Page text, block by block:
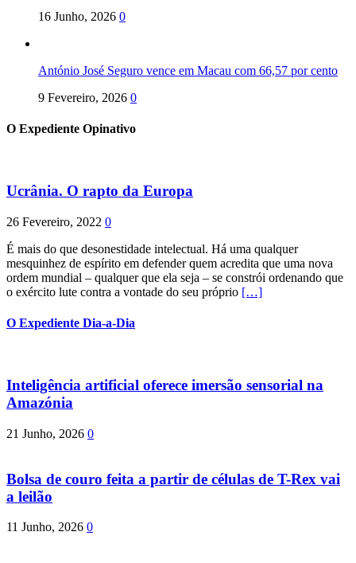
16 Junho, 2026 0
António José Seguro vence em Macau com 66,57 por cento
9 Fevereiro, 2026 0
O Expediente Opinativo
Ucrânia. O rapto da Europa
26 Fevereiro, 2022 0
É mais do que desonestidade intelectual. Há uma qualquer
mesquinhez de espírito em defender quem acredita que uma nova
ordem mundial – qualquer que ela seja – se constrói ordenando que
o exército lute contra a vontade do seu próprio […]
O Expediente Dia-a-Dia
Inteligência artificial oferece imersão sensorial na
Amazónia
21 Junho, 2026 0
Bolsa de couro feita a partir de células de T-Rex vai
a leilão
11 Junho, 2026 0